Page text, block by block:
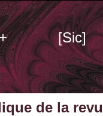
[Sic]
de la